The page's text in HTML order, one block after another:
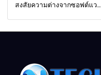
สงสัยความต่างจากซอฟต์แวร์